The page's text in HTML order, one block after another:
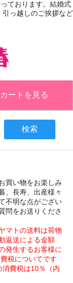
ております。結婚式
っ越しのご挨拶など
カートを見る
検索
買い物をお楽しみ
、長寿、出産様々
不明な点がござい
問をお送りくださ
マトの送料は荷物
返送による金額
発生するお客様に
税についてです
費税は10％（内